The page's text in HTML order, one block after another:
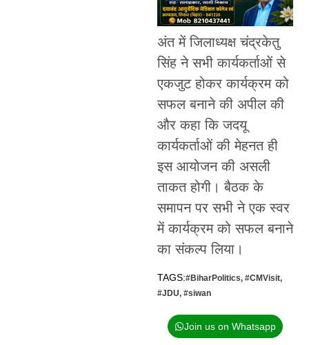
अंत में जिलाध्यक्ष चंद्रकेतु
सिंह ने सभी कार्यकर्ताओं से
एकजुट होकर कार्यक्रम को
सफल बनाने की अपील की
और कहा कि जदयू
कार्यकर्ताओं की मेहनत ही
इस आयोजन की असली
ताकत होगी। बैठक के
समापन पर सभी ने एक स्वर
में कार्यक्रम को सफल बनाने
का संकल्प लिया।
TAGS:#BiharPolitics, #CMVisit,
#JDU, #siwan
Join us on Whatsapp